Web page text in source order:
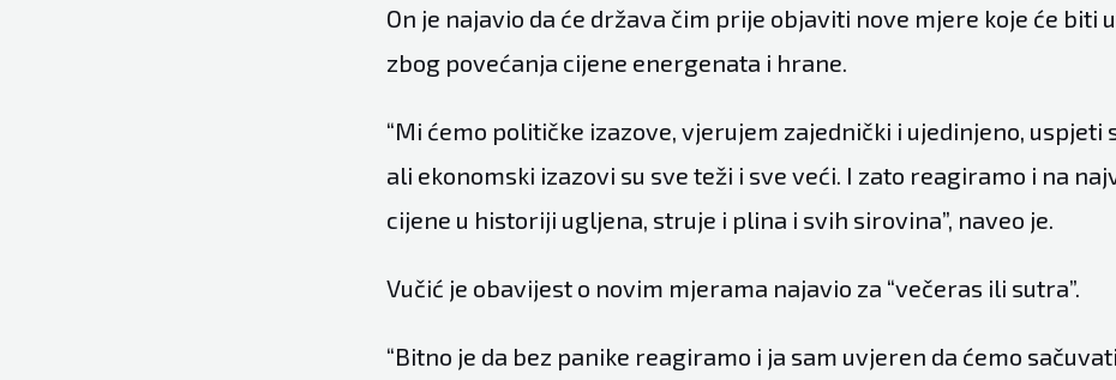
On je najavio da će država čim prije objaviti nove mjere koje će biti
zbog povećanja cijene energenata i hrane.
“Mi ćemo političke izazove, vjerujem zajednički i ujedinjeno, uspjeti
ali ekonomski izazovi su sve teži i sve veći. I zato reagiramo i na
cijene u historiji ugljena, struje i plina i svih sirovina”, naveo je.
Vučić je obavijest o novim mjerama najavio za “večeras ili sutra”.
“Bitno je da bez panike reagiramo i ja sam uvjeren da ćemo